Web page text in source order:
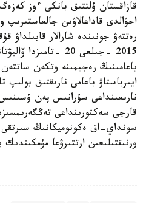
قازاقستان ۇلتتىق بانكى ءوز
احۋالدى قاداعالاۋىن جالعاستىرىپ
رەتتەۋ جونىندە شارالار قابىلداۋ
2015 -جىلعى 20 -
باعامىنىڭ رەجيمىنە وتكەن
ايىرباستاۋ باعامى نارىقتىق بولىپ
نارىعىنداعى سۇرانىس پەن
قارجى سەكتورىنداعى
سونداي-اق ەكونوميكانىڭ سىرتقى
ورنىقتىلىعىن ارتتىرۋعا